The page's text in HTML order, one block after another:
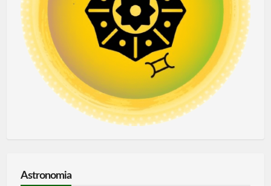
Astronomia